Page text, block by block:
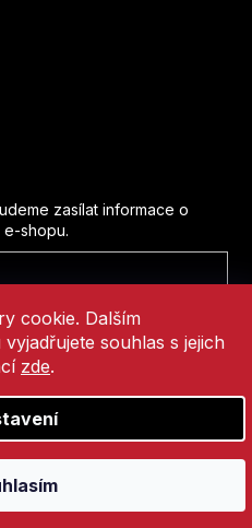
cookie. Dalším
souhlas s jejich
zde.
zasílat informace o
shopu.
údajů
. Všechna práva vyhrazena.